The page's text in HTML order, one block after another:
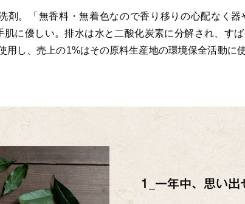
剤。「無香料・無着色なので香り移りの心配なく
に優しい。排水は水と二酸化炭素に分解され、す
し、売上の1%はその原料生産地の環境保全活動に
1_一年中、思い出